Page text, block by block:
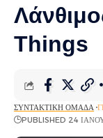
Things
ΣΥΝΤΑΚΤΙΚΉ ΟΜΆΔΑ
PUBLISHED 24